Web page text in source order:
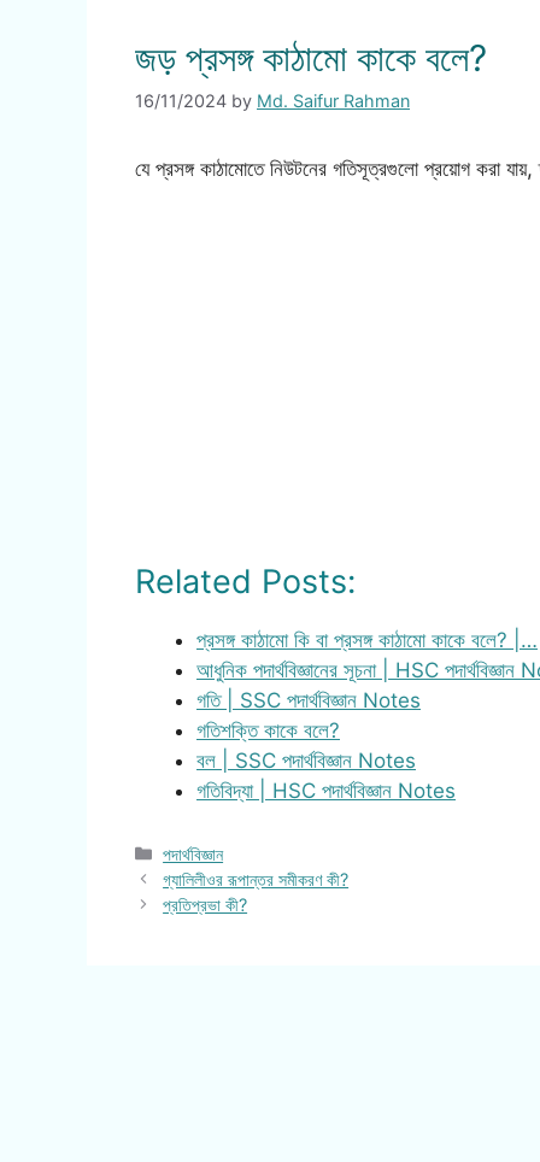
জড় প্রসঙ্গ কাঠামো কাকে বলে?
16/11/2024 by Md. Saifur Rahman
যে প্রসঙ্গ কাঠামোতে নিউটনের গতিসূত্রগুলো প্রয়োগ করা
Related Posts:
প্রসঙ্গ কাঠামো কি বা প্রসঙ্গ কাঠামো কাকে বলে? |…
আধুনিক পদার্থবিজ্ঞানের সূচনা | HSC পদার্থবিজ্ঞান
গতি | SSC পদার্থবিজ্ঞান Notes
গতিশক্তি কাকে বলে?
বল | SSC পদার্থবিজ্ঞান Notes
গতিবিদ্যা | HSC পদার্থবিজ্ঞান Notes
Categories
পদার্থবিজ্ঞান
গ্যালিলীওর রূপান্তর সমীকরণ কী?
প্রতিপ্রভা কী?